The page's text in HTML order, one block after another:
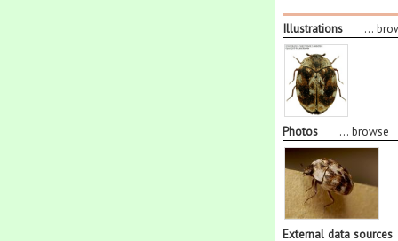
Illustrations ...
Photos ... browse
External data sources